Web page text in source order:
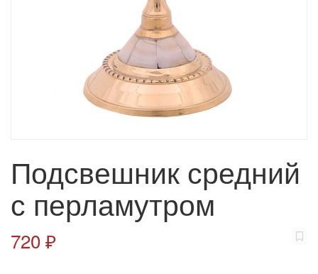
Подсвешник средний
с перламутром
720 ₽